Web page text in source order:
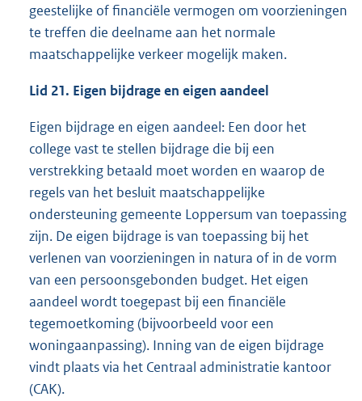
geestelijke of financiële vermogen om voorzieningen
te treffen die deelname aan het normale
maatschappelijke verkeer mogelijk maken.
Lid 21. Eigen bijdrage en eigen aandeel
Eigen bijdrage en eigen aandeel: Een door het
college vast te stellen bijdrage die bij een
verstrekking betaald moet worden en waarop de
regels van het besluit maatschappelijke
ondersteuning gemeente Loppersum van toepassing
zijn. De eigen bijdrage is van toepassing bij het
verlenen van voorzieningen in natura of in de vorm
van een persoonsgebonden budget. Het eigen
aandeel wordt toegepast bij een financiële
tegemoetkoming (bijvoorbeeld voor een
woningaanpassing). Inning van de eigen bijdrage
vindt plaats via het Centraal administratie kantoor
(CAK).